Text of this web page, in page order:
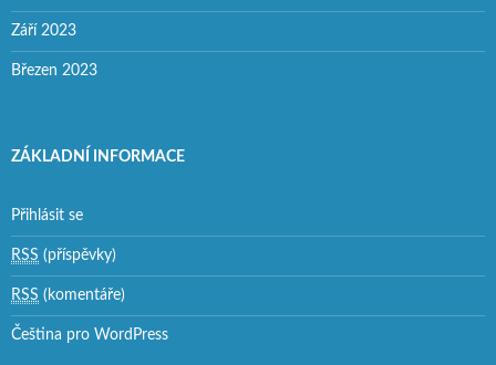
Září 2023
Březen 2023
ZÁKLADNÍ INFORMACE
Přihlásit se
RSS (příspěvky)
RSS (komentáře)
Čeština pro WordPress